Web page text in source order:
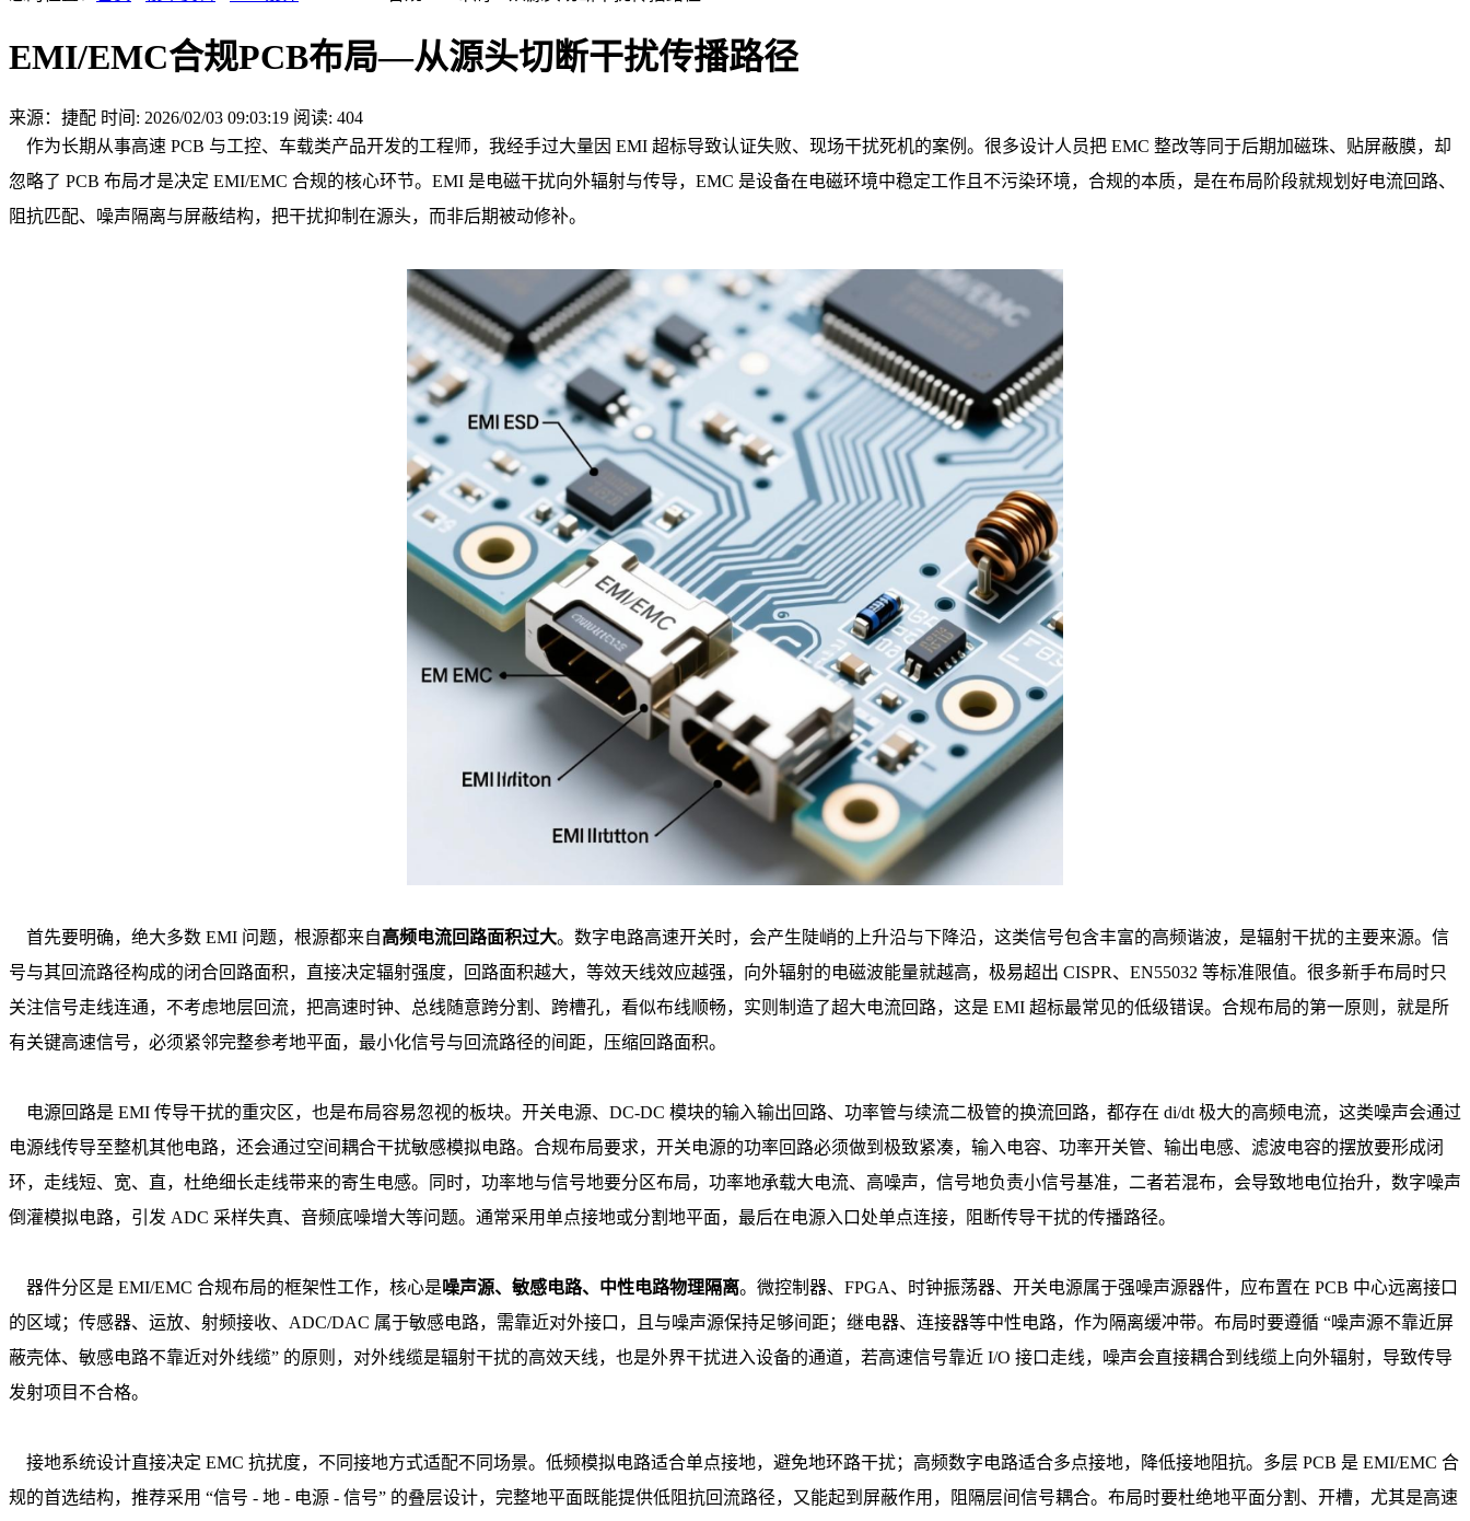
EMI/EMC合规PCB布局—从源头切断干扰传播路径
来源：捷配 时间: 2026/02/03 09:03:19 阅读: 404
作为长期从事高速 PCB 与工控、车载类产品开发的工程师，我经手过大量因 EMI 超标导致认证失败、现场干扰死机的案例。很多设计人员把 EMC 整改等同于后期加磁珠、贴屏蔽膜，却
忽略了 PCB 布局才是决定 EMI/EMC 合规的核心环节。EMI 是电磁干扰向外辐射与传导，EMC 是设备在电磁环境中稳定工作且不污染环境，合规的本质，是在布局阶段就规划好电流回路、
阻抗匹配、噪声隔离与屏蔽结构，把干扰抑制在源头，而非后期被动修补。
首先要明确，绝大多数 EMI 问题，根源都来自高频电流回路面积过大。数字电路高速开关时，会产生陡峭的上升沿与下降沿，这类信号包含丰富的高频谐波，是辐射干扰的主要来源。信
号与其回流路径构成的闭合回路面积，直接决定辐射强度，回路面积越大，等效天线效应越强，向外辐射的电磁波能量就越高，极易超出 CISPR、EN55032 等标准限值。很多新手布局时只
关注信号走线连通，不考虑地层回流，把高速时钟、总线随意跨分割、跨槽孔，看似布线顺畅，实则制造了超大电流回路，这是 EMI 超标最常见的低级错误。合规布局的第一原则，就是所
有关键高速信号，必须紧邻完整参考地平面，最小化信号与回流路径的间距，压缩回路面积。
电源回路是 EMI 传导干扰的重灾区，也是布局容易忽视的板块。开关电源、DC-DC 模块的输入输出回路、功率管与续流二极管的换流回路，都存在 di/dt 极大的高频电流，这类噪声会通过
电源线传导至整机其他电路，还会通过空间耦合干扰敏感模拟电路。合规布局要求，开关电源的功率回路必须做到极致紧凑，输入电容、功率开关管、输出电感、滤波电容的摆放要形成闭
环，走线短、宽、直，杜绝细长走线带来的寄生电感。同时，功率地与信号地要分区布局，功率地承载大电流、高噪声，信号地负责小信号基准，二者若混布，会导致地电位抬升，数字噪声
倒灌模拟电路，引发 ADC 采样失真、音频底噪增大等问题。通常采用单点接地或分割地平面，最后在电源入口处单点连接，阻断传导干扰的传播路径。
器件分区是 EMI/EMC 合规布局的框架性工作，核心是噪声源、敏感电路、中性电路物理隔离。微控制器、FPGA、时钟振荡器、开关电源属于强噪声源器件，应布置在 PCB 中心远离接口
的区域；传感器、运放、射频接收、ADC/DAC 属于敏感电路，需靠近对外接口，且与噪声源保持足够间距；继电器、连接器等中性电路，作为隔离缓冲带。布局时要遵循 “噪声源不靠近屏
蔽壳体、敏感电路不靠近对外线缆” 的原则，对外线缆是辐射干扰的高效天线，也是外界干扰进入设备的通道，若高速信号靠近 I/O 接口走线，噪声会直接耦合到线缆上向外辐射，导致传导
发射项目不合格。
接地系统设计直接决定 EMC 抗扰度，不同接地方式适配不同场景。低频模拟电路适合单点接地，避免地环路干扰；高频数字电路适合多点接地，降低接地阻抗。多层 PCB 是 EMI/EMC 合
规的首选结构，推荐采用 “信号 - 地 - 电源 - 信号” 的叠层设计，完整地平面既能提供低阻抗回流路径，又能起到屏蔽作用，阻隔层间信号耦合。布局时要杜绝地平面分割、开槽，尤其是高速